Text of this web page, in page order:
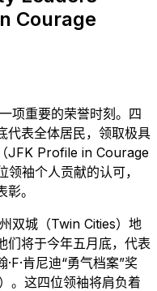
Courage
项重要的荣誉时刻。四
代表全体居民，领取极具
（JFK Profile in Courage
袖个人贡献的认可，
。
双城（Twin Cities）地
们将于今年五月底，代表
肯尼迪“勇气档案”奖
。这四位领袖将肩负着